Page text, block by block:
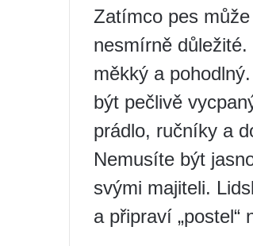
Zatímco pes
nesmírně
měkký a
být pečlivě
prádlo, ručníky a
Nemusíte být
svými majiteli.
a připraví „postel“